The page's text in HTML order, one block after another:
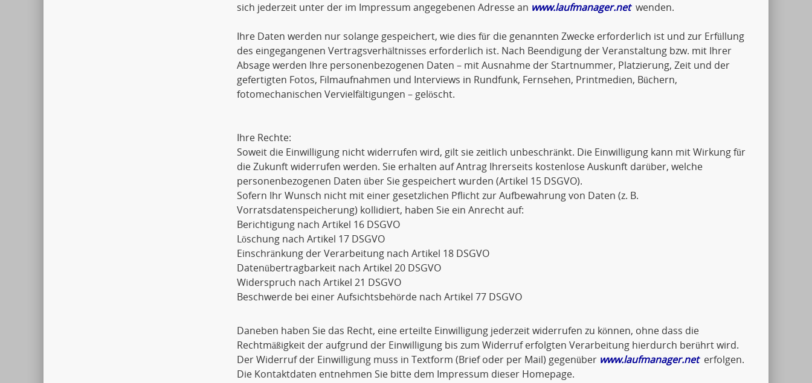
sich jederzeit unter der im Impressum angegebenen Adresse an www.laufmanager.netwenden.
Ihre Daten werden nur solange gespeichert, wie dies für die genannten Zwecke erforderlich ist und zur Erfüllung
des eingegangenen Vertragsverhältnisses erforderlich ist. Nach Beendigung der Veranstaltung bzw. mit Ihrer
Absage werden Ihre personenbezogenen Daten – mit Ausnahme der Startnummer, Platzierung, Zeit und der
gefertigten Fotos, Filmaufnahmen und Interviews in Rundfunk, Fernsehen, Printmedien, Büchern,
fotomechanischen Vervielfältigungen – gelöscht.
Ihre Rechte:
Soweit die Einwilligung nicht widerrufen wird, gilt sie zeitlich unbeschränkt. Die Einwilligung kann mit Wirkung für
die Zukunft widerrufen werden. Sie erhalten auf Antrag Ihrerseits kostenlose Auskunft darüber, welche
personenbezogenen Daten über Sie gespeichert wurden (Artikel 15 DSGVO).
Sofern Ihr Wunsch nicht mit einer gesetzlichen Pflicht zur Aufbewahrung von Daten (z. B.
Vorratsdatenspeicherung) kollidiert, haben Sie ein Anrecht auf:
Berichtigung nach Artikel 16 DSGVO
Löschung nach Artikel 17 DSGVO
Einschränkung der Verarbeitung nach Artikel 18 DSGVO
Datenübertragbarkeit nach Artikel 20 DSGVO
Widerspruch nach Artikel 21 DSGVO
Beschwerde bei einer Aufsichtsbehörde nach Artikel 77 DSGVO
Daneben haben Sie das Recht, eine erteilte Einwilligung jederzeit widerrufen zu können, ohne dass die
Rechtmäßigkeit der aufgrund der Einwilligung bis zum Widerruf erfolgten Verarbeitung hierdurch berührt wird.
Der Widerruf der Einwilligung muss in Textform (Brief oder per Mail) gegenüber www.laufmanager.neterfolgen.
Die Kontaktdaten entnehmen Sie bitte dem Impressum dieser Homepage.